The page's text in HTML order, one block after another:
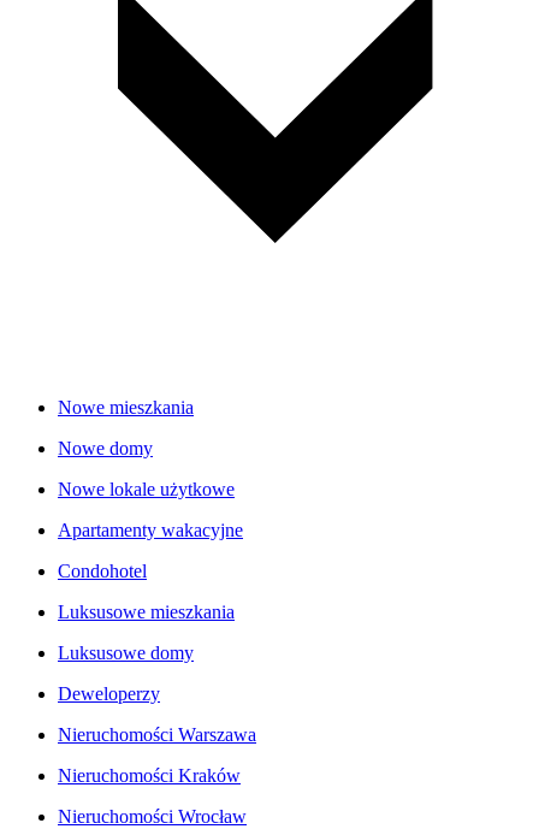
Nowe mieszkania
Nowe domy
Nowe lokale użytkowe
Apartamenty wakacyjne
Condohotel
Luksusowe mieszkania
Luksusowe domy
Deweloperzy
Nieruchomości Warszawa
Nieruchomości Kraków
Nieruchomości Wrocław